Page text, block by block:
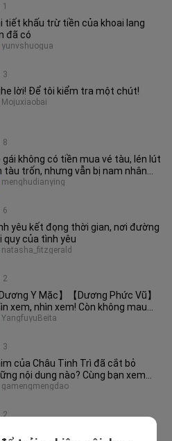
1
tiết khấu trừ tiền của khoai lang
đã có
3
yunvshuogua
lời! Để tôi kiểm tra một chút!
8
Mojuxiaobai
gái không có tiền mua vé tàu, lén lút
tàu trốn, nhưng vẫn bị nam nhân
phát hiện
6
menghudianying
yêu kết đọng thời gian, nơi đường
quy của tình yêu
2
natasha_fitzgerald
Dương Y Mặc】【Dương Phức Vũ】
xem, nhìn xem! Còn không mau
tôi lau đi
3
YangfuyuBeita
của Châu Tinh Trì đã cắt bỏ
nội dung nào? Cùng bạn xem
một lượt
2
gamengmengdao